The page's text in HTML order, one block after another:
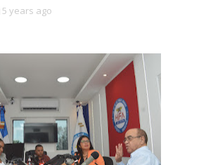
5 years ago